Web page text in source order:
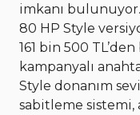
imkanı
80 HP Style
161 bin 500
kampanyalı
Style donanım
sabitleme sistemi,